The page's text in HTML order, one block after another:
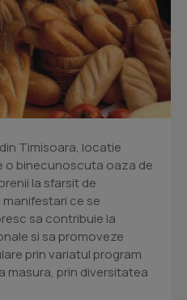
Timisoara, locatie
o binecunoscuta oaza de
la sfarsit de
ce se
sa contribuie la
si sa promoveze
prin variatul program
masura, prin diversitatea